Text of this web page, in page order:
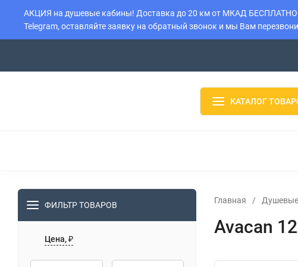
АКЦИЯ на душевые кабины! Доставка до 20 км от МКАД БЕСПЛАТНО |
Telegram, оставляйте заявку на обратный звонок и мы Вам
КАТАЛОГ
ФИЛЬТР ТОВАРОВ
Цена, ₽
Главная /
Avacan